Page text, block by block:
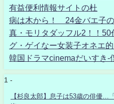
有益便利情報サイトの杜
病は木から！ 24金バエ子
真・モリタダッフル2！！
グ・ゲイなー女装子オネエ
韓国ドラマcinemaだいすき-
1 -
【杉良太郎】息子は53歳の俳優…